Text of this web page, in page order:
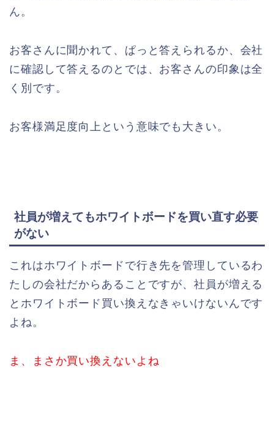
ん。
お客さんに聞かれて、ぱっと答えられるか、会社
に確認して答えるのとでは、お客さんの印象は全
く別です。
お客様満足度向上という意味でも大きい。
社員が増えてもホワイトボードを買い直す必要
がない
これはホワイトボードで行き先を管理しているわ
たしの会社だからあることですが、社員が増える
とホワイトボード買い換えなきゃいけないんです
よね。
ま、まさか買い換えないよね